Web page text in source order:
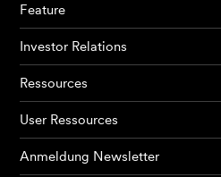
Feature
Investor Relations
Ressources
User Ressources
Anmeldung Newsletter